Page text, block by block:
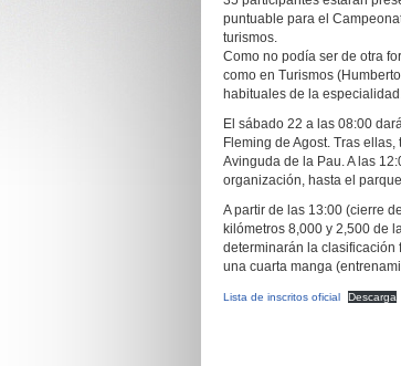
puntuable para el
turismos.
Como no podía ser de otra
como en Turismos
habituales de la
El sábado 22 a las 08:00
Fleming de Agost. Tras
Avinguda de la Pau. A las
organización, hasta el
A partir de las 13:00 (cierre
kilómetros 8,000 y 2,500 de
determinarán la
una cuarta manga
Lista de inscritos oficial Descarga